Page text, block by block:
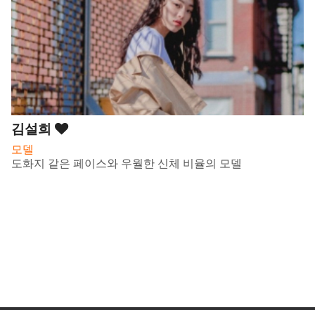
김설희
모델
도화지 같은 페이스와 우월한 신체 비율의 모델